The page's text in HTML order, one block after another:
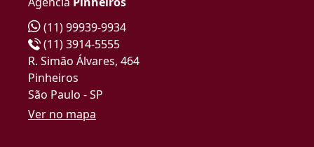
(11) 99939-9934
(11) 3914-5555
R. Simão Álvares, 464
Pinheiros
São Paulo - SP
Ver no mapa